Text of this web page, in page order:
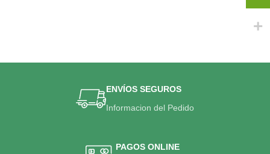
ENVÍOS SEGUROS
Informacion del Pedido
PAGOS ONLINE